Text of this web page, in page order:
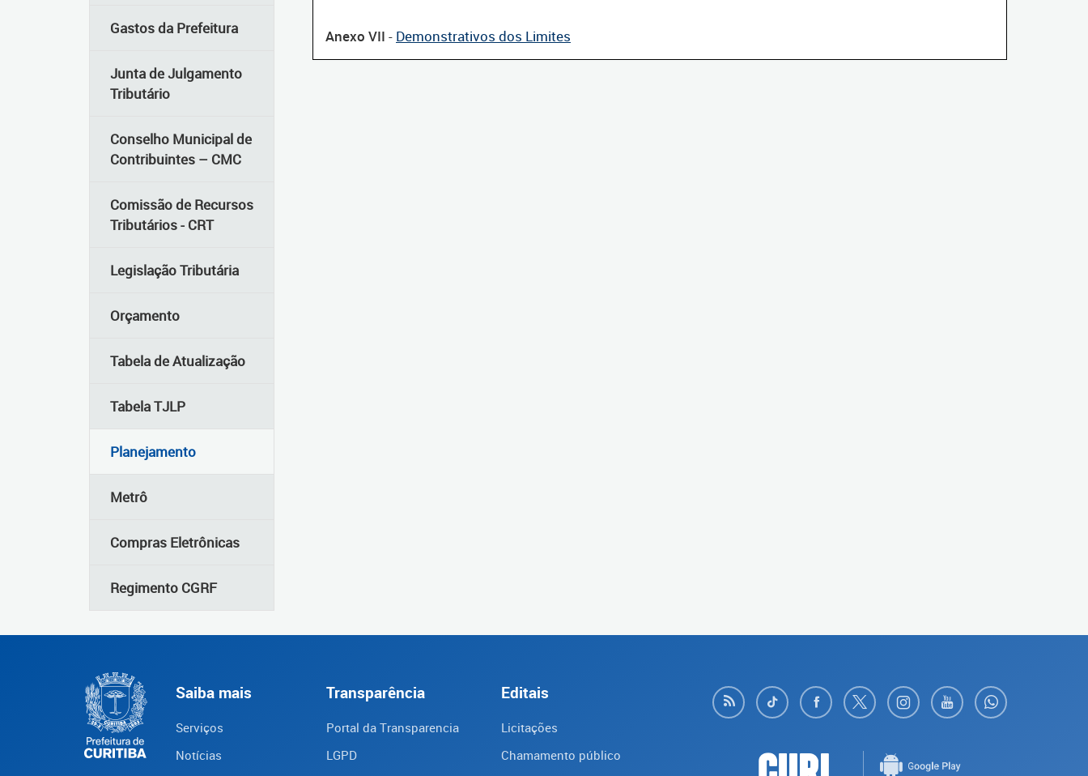
Gastos da Prefeitura
Junta de Julgamento
Tributário
Conselho Municipal de
Contribuintes – CMC
Comissão de Recursos
Tributários - CRT
Legislação Tributária
Orçamento
Tabela de Atualização
Tabela TJLP
Planejamento
Metrô
Compras Eletrônicas
Regimento CGRF
Anexo VII - Demonstrativos dos Limites
Saiba mais
Serviços
Notícias
Transparência
Portal da Transparencia
LGPD
Editais
Licitações
Chamamento público